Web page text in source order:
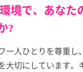
境で、あなた
?
一人ひとりを尊重し
大切にしています。